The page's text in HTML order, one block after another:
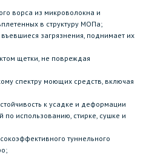
ворса из микроволокна и
в структуру МОПа;
загрязнения, поднимает их
щетки, не повреждая
спектру моющих средств, включая
к усадке и деформации
использованию, стирке, сушке и
туннельного